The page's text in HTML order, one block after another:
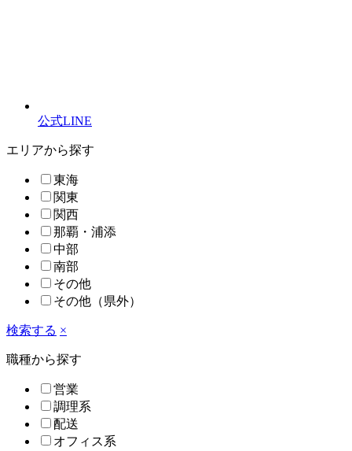
公式LINE
エリアから探す
東海
関東
関西
那覇・浦添
中部
南部
その他
その他（県外）
検索する ×
職種から探す
営業
調理系
配送
オフィス系